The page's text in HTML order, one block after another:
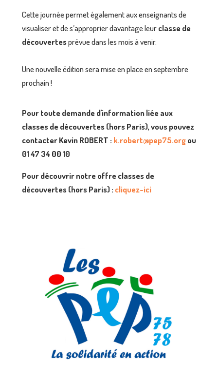
Cette journée permet également aux enseignants de
visualiser et de s’approprier davantage leurclasse de
découvertesprévue dans les mois à venir.
Une nouvelle édition sera mise en place en septembre
prochain !
Pour toute demande d'information liée aux
classes de découvertes (hors Paris), vous pouvez
contacter Kevin ROBERT : k.robert@pep75.orgou
01 47 34 00 10
Pour découvrir notre offre classes de
découvertes (hors Paris) : cliquez-ici